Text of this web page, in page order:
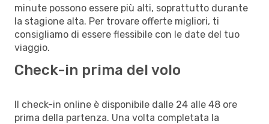
minute possono essere più alti, soprattutto durante
la stagione alta. Per trovare offerte migliori, ti
consigliamo di essere flessibile con le date del tuo
viaggio.
Check-in prima del volo
Il check-in online è disponibile dalle 24 alle 48 ore
prima della partenza. Una volta completata la